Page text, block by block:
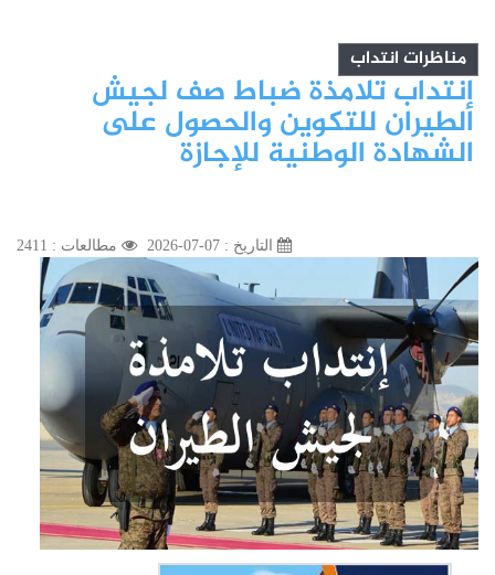
مناظرات انتداب
إنتداب تلامذة ضباط صف لجيش
الطيران للتكوين والحصول على
الشهادة الوطنية للإجازة
التاريخ : 07-07-2026 مطالعات : 2411